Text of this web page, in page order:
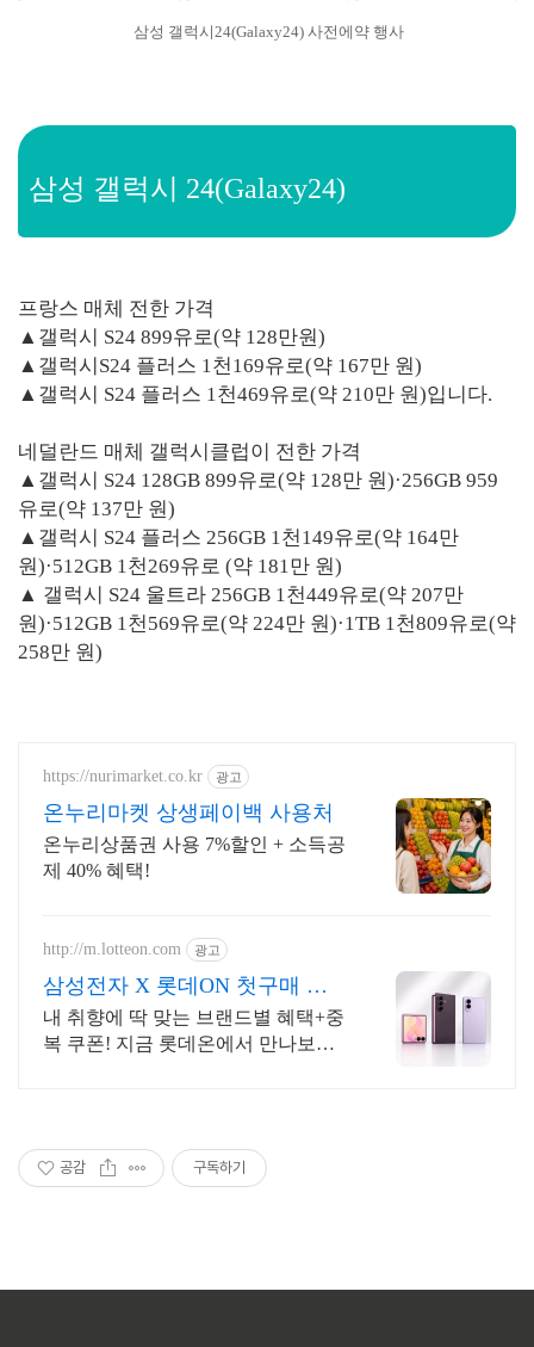
삼성 갤럭시24(Galaxy24) 사전에약 행사
삼성 갤럭시 24(Galaxy24)
프랑스 매체 전한 가격
▲갤럭시 S24 899유로(약 128만원)
▲갤럭시S24 플러스 1천169유로(약 167만 원)
▲갤럭시 S24 플러스 1천469유로(약 210만 원)입니다.
네덜란드 매체 갤럭시클럽이 전한 가격
▲갤럭시 S24 128GB 899유로(약 128만 원)·256GB 959
유로(약 137만 원)
▲갤럭시 S24 플러스 256GB 1천149유로(약 164만
원)·512GB 1천269유로 (약 181만 원)
▲ 갤럭시 S24 울트라 256GB 1천449유로(약 207만
원)·512GB 1천569유로(약 224만 원)·1TB 1천809유로(약
258만 원)
https://nurimarket.co.kr 광고
온누리마켓 상생페이백 사용처
온누리상품권 사용 7%할인 + 소득공
제 40% 혜택!
http://m.lotteon.com 광고
삼성전자 X 롯데ON 첫구매 최
대 5천원 혜택!
내 취향에 딱 맞는 브랜드별 혜택+중
복 쿠폰! 지금 롯데온에서 만나보세
공감 구독하기